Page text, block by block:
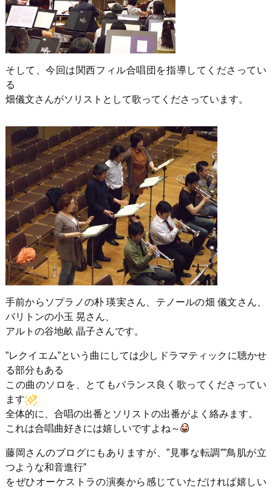
そして、今回は関西フィル合唱団を指導してくださってい
る
畑儀文さんがソリストとして歌ってくださっています。
手前からソプラノの朴 瑛実さん、テノールの畑 儀文さん、
バリトンの小玉 晃さん、
アルトの谷地畝 晶子さんです。
”レクイエム”という曲にしては少しドラマティックに聴かせ
る部分もある
この曲のソロを、とてもバランス良く歌ってくださってい
ます
全体的に、合唱の出番とソリストの出番がよく絡みます。
これは合唱曲好きには嬉しいですよね～
藤岡さんのブログにもありますが、”見事な転調””鳥肌が立
つような和音進行”
をぜひオーケストラの演奏から感じていただければ嬉しい